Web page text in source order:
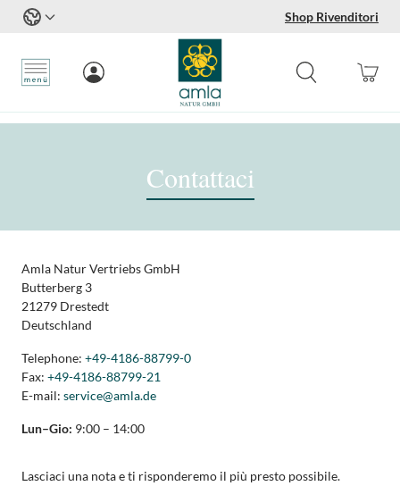
Shop Rivenditori
Salta al contenuto
Contattaci
Amla Natur Vertriebs GmbH
Butterberg 3
21279 Drestedt
Deutschland
Telephone: +49-4186-88799-0
Fax: +49-4186-88799-21
E-mail: service@amla.de
Lun–Gio: 9:00 – 14:00
Lasciaci una nota e ti risponderemo il più presto possibile.